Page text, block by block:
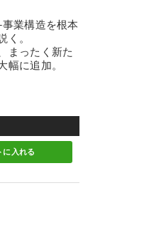
業構造を根本
く。
まったく新た
幅に追加。
に 入れる